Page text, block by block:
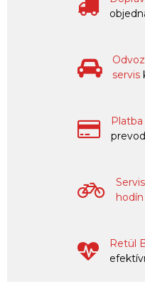
Odvoz
servis
Servis
hodín
Retül